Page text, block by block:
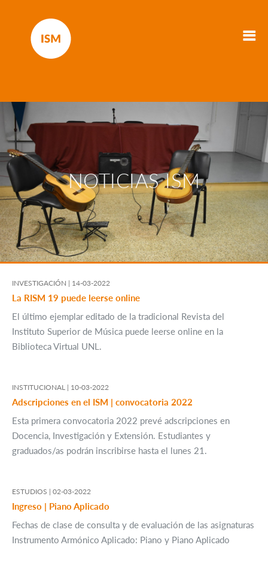
NOTICIAS ISM
INVESTIGACIÓN | 14-03-2022
La RISM 19 puede leerse online
El último ejemplar editado de la tradicional Revista del
Instituto Superior de Música puede leerse online en la
Biblioteca Virtual UNL.
INSTITUCIONAL | 10-03-2022
Adscripciones en el ISM | convocatoria 2022
Esta primera convocatoria 2022 prevé adscripciones en
Docencia, Investigación y Extensión. Estudiantes y
graduados/as podrán inscribirse hasta el lunes 21.
ESTUDIOS | 02-03-2022
Ingreso | Piano Aplicado
Fechas de clase de consulta y de evaluación de las asignaturas
Instrumento Armónico Aplicado: Piano y Piano Aplicado